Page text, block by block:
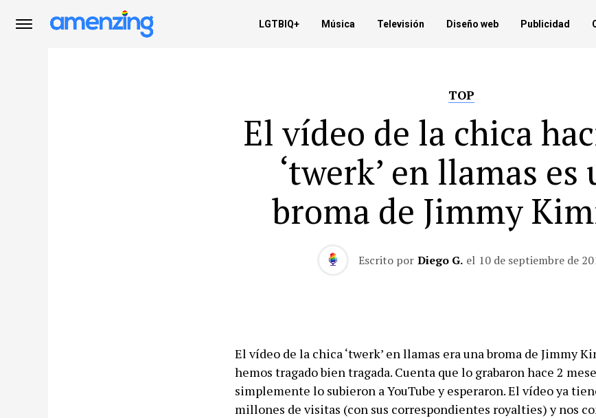
LGTBIQ+ Música Televisión Diseño web Publicidad
TOP
El vídeo de la chica
‘twerk’ en llamas es
broma de Jimmy
Escrito por Diego G. el 10 de septiembre de
El vídeo de la chica ‘twerk’ en llamas era una broma de Jimmy
hemos tragado bien tragada. Cuenta que lo grabaron hace 2
simplemente lo subieron a YouTube y esperaron. El vídeo ya
millones de visitas (con sus correspondientes royalties) y nos